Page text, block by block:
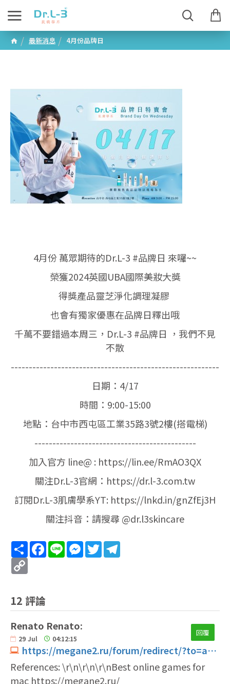
最新消息 4月份品牌日
4月份 萬眾期待的Dr.L-3 #品牌日 來囉~~
榮獲2024英國UBA國際美妝大獎
得獎產品靈芝淨化調理凝膠
也會有獨家優惠在品牌日釋出哦
千萬不要錯過本周三，Dr.L-3 #品牌日 ，我們不見
不散
----------------------------------------------------------
日期：4/17
時間：9:00-15:00
地點：台中市西屯區工業35路3號2樓(搭電梯)
---------------------------------------------
加入官方 line@ : https://lin.ee/RmAO3QX
關注Dr.L-3官網：https://dr.l-3.com.tw
訂閱Dr.L-3肌膚學系YT: https://lnkd.in/gnZfEj3H
關注抖音：請搜尋 @dr.l3skincare
ShareFacebook
LineMessenger
Twitter
Copy
12 評論
Renato Renato:
29 Jul 04:12:15
https://megane2.ru/forum/redirect/?to=aHR0cDovL2NzZS5nb29nbGUuY28uamUvdXJsP3E9aHR0cHM6Ly9pbnN0YW50Y2FzaW5vZGV1dHNjaGxhbmQuZGUvZGUtZGUv
回覆
References: \r\n\r\n\r\nBest online games for
mac https://megane2.ru/